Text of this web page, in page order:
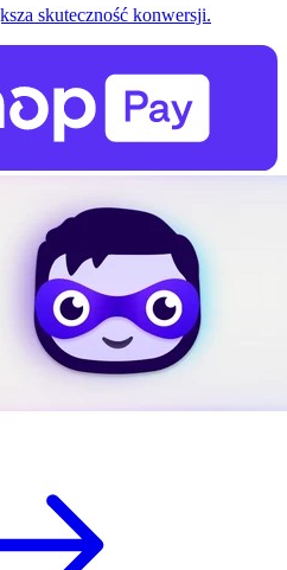
skuteczność konwersji.